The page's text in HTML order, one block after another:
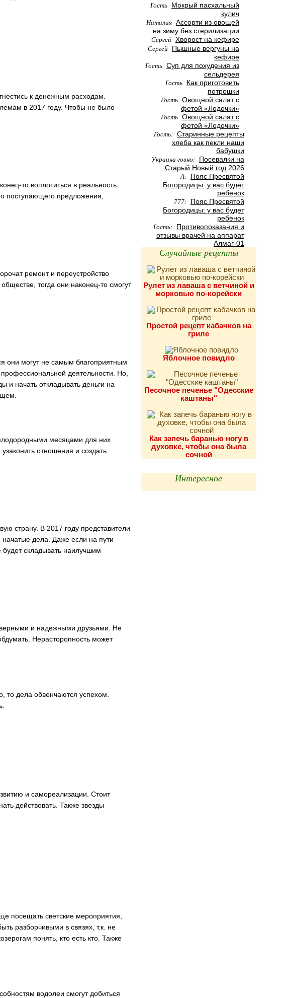
к денежным расходам.
в 2017 году. Чтобы не было
то воплотиться в реальность.
поступающего предложения,
ремонт и переустройство
тогда они наконец-то смогут
они могут не самым благоприятным
деятельности. Но,
и начать откладывать деньги на
месяцами для них
отношения и создать
страну. В 2017 году представители
начатые дела. Даже если на пути
будет складывать наилучшим
верными и надежными друзьями. Не
Нерасторопность может
то дела обвенчаются успехом.
и самореализации. Стоит
действовать. Также звезды
посещать светские мероприятия,
разборчивыми в связях, т.к. не
понять, кто есть кто. Также
водолеи смогут добиться
Гость Мокрый пасхальный
кулич
Наталия Ассорти из овощей
на зиму без стерилизации
Сергей Хворост на кефире
Сергей Пышные вергуны на
кефире
Гость Суп для похудения из
сельдерея
Гость Как приготовить
потрошки
Гость Овощной салат с
фетой «Лодочки»
Гость Овощной салат с
фетой «Лодочки»
Гость: Старинные рецепты
хлеба как пекли наши
бабушки
Украина говно: Посевалки на
Старый Новый год 2026
А: Пояс Пресвятой
Богородицы: у вас будет
ребенок
777: Пояс Пресвятой
Богородицы: у вас будет
ребенок
Гость: Противопоказания и
отзывы врачей на аппарат
Алмаг-01
Случайные рецепты
Рулет из лаваша с ветчиной и
морковью по-корейски
Простой рецепт кабачков на
гриле
Яблочное повидло
Песочное печенье "Одесские
каштаны"
Как запечь баранью ногу в
духовке, чтобы она была
сочной
Интересное